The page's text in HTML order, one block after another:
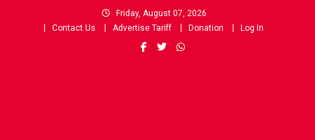
Friday, August 07, 2026
Contact Us
Advertise Tariff Donation Log In